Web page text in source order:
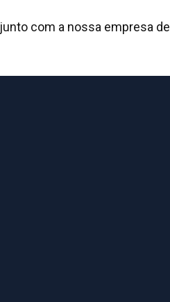
com a nossa empresa de